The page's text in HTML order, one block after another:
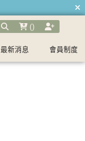
()
最新消息 會員制度